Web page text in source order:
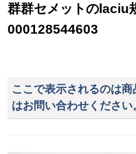
群群セメットのlaciu
000128544603
ここで表示されるのは
はお問い合わせください